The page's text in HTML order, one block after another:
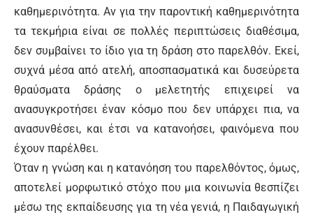
καθημερινότητα. Αν για την παροντική καθημερινότητα
τα τεκμήρια είναι σε πολλές περιπτώσεις διαθέσιμα,
δεν συμβαίνει το ίδιο για τη δράση στο παρελθόν. Εκεί,
συχνά μέσα από ατελή, αποσπασματικά και δυσεύρετα
θραύσματα δράσης ο μελετητής επιχειρεί να
ανασυγκροτήσει έναν κόσμο που δεν υπάρχει πια, να
ανασυνθέσει, και έτσι να κατανοήσει, φαινόμενα που
έχουν παρέλθει.
Όταν η γνώση και η κατανόηση του παρελθόντος, όμως,
αποτελεί μορφωτικό στόχο που μια κοινωνία θεσπίζει
μέσω της εκπαίδευσης για τη νέα γενιά, η Παιδαγωγική